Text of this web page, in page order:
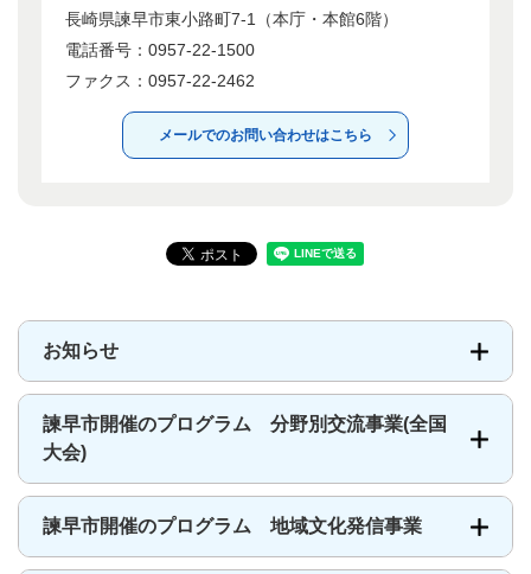
長崎県諫早市東小路町7-1（本庁・本館6階）
電話番号：0957-22-1500
ファクス：0957-22-2462
メールでのお問い合わせはこちら
お知らせ
諫早市開催のプログラム 分野別交流事業(全国
大会)
諫早市開催のプログラム 地域文化発信事業